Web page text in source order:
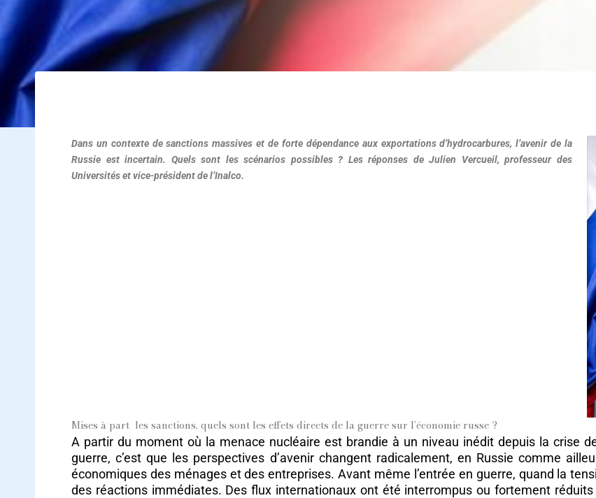
Dans un contexte de sanctions massives et de forte dépendance aux exportations d’hydrocarbures, l’avenir de la
Russie est incertain. Quels sont les scénarios possibles ? Les réponses de Julien Vercueil, professeur des
Universités et vice-président de l’Inalco.
Mises à part les sanctions, quels sont les effets directs de la guerre sur l’économie russe ?
A partir du moment où la menace nucléaire est brandie à un niveau inédit depuis la crise
guerre, c’est que les perspectives d’avenir changent radicalement, en Russie comme
économiques des ménages et des entreprises. Avant même l’entrée en guerre, quand la
des réactions immédiates. Des flux internationaux ont été interrompus ou fortement